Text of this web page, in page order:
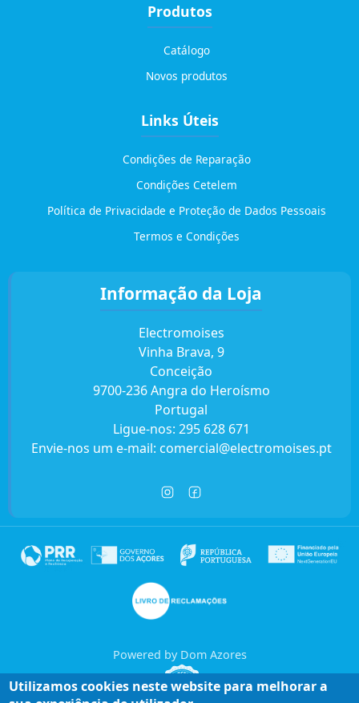
Produtos
Catálogo
Novos produtos
Links Úteis
Condições de Reparação
Condições Cetelem
Política de Privacidade e Proteção de Dados Pessoais
Termos e Condições
Informação da Loja
Electromoises
Vinha Brava, 9
Conceição
9700-236 Angra do Heroísmo
Portugal
Ligue-nos: 295 628 671
Envie-nos um e-mail: comercial@electromoises.pt
Powered by Dom Azores
Utilizamos cookies neste website para melhorar a